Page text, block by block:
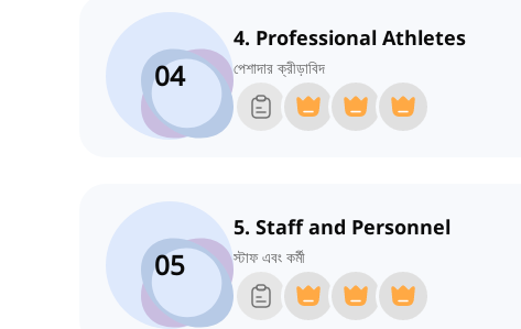
04
4. Professional Athletes
পেশাদার ক্রীড়াবিদ
05
5. Staff and Personnel
স্টাফ এবং কর্মী